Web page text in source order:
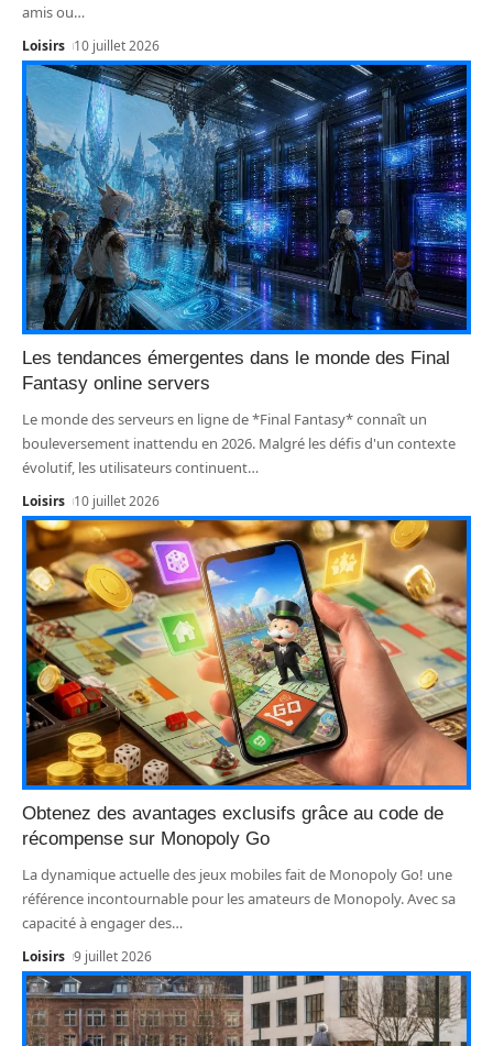
amis ou…
Loisirs 10 juillet 2026
Les tendances émergentes dans le monde des Final
Fantasy online servers
Le monde des serveurs en ligne de *Final Fantasy* connaît un
bouleversement inattendu en 2026. Malgré les défis d'un contexte
évolutif, les utilisateurs continuent…
Loisirs 10 juillet 2026
Obtenez des avantages exclusifs grâce au code de
récompense sur Monopoly Go
La dynamique actuelle des jeux mobiles fait de Monopoly Go! une
référence incontournable pour les amateurs de Monopoly. Avec sa
capacité à engager des…
Loisirs 9 juillet 2026